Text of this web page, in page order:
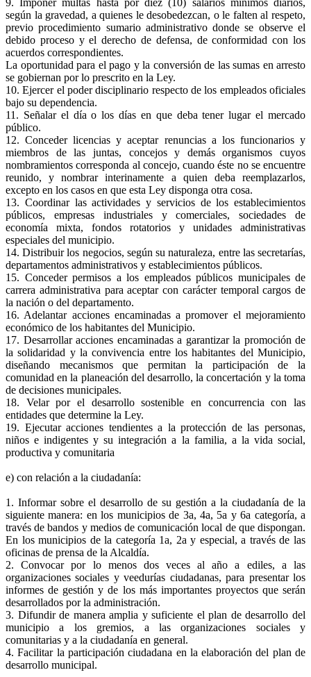
9. Imponer multas hasta por diez (10) salarios mínimos diarios,
según la gravedad, a quienes le desobedezcan, o le falten al respeto,
previo procedimiento sumario administrativo donde se observe el
debido proceso y el derecho de defensa, de conformidad con los
acuerdos correspondientes.
La oportunidad para el pago y la conversión de las sumas en arresto
se gobiernan por lo prescrito en la Ley.
10. Ejercer el poder disciplinario respecto de los empleados oficiales
bajo su dependencia.
11. Señalar el día o los días en que deba tener lugar el mercado
público.
12. Conceder licencias y aceptar renuncias a los funcionarios y
miembros de las juntas, concejos y demás organismos cuyos
nombramientos corresponda al concejo, cuando éste no se encuentre
reunido, y nombrar interinamente a quien deba reemplazarlos,
excepto en los casos en que esta Ley disponga otra cosa.
13. Coordinar las actividades y servicios de los establecimientos
públicos, empresas industriales y comerciales, sociedades de
economía mixta, fondos rotatorios y unidades administrativas
especiales del municipio.
14. Distribuir los negocios, según su naturaleza, entre las secretarías,
departamentos administrativos y establecimientos públicos.
15. Conceder permisos a los empleados públicos municipales de
carrera administrativa para aceptar con carácter temporal cargos de
la nación o del departamento.
16. Adelantar acciones encaminadas a promover el mejoramiento
económico de los habitantes del Municipio.
17. Desarrollar acciones encaminadas a garantizar la promoción de
la solidaridad y la convivencia entre los habitantes del Municipio,
diseñando mecanismos que permitan la participación de la
comunidad en la planeación del desarrollo, la concertación y la toma
de decisiones municipales.
18. Velar por el desarrollo sostenible en concurrencia con las
entidades que determine la Ley.
19. Ejecutar acciones tendientes a la protección de las personas,
niños e indigentes y su integración a la familia, a la vida social,
productiva y comunitaria
e) con relación a la ciudadanía:
1. Informar sobre el desarrollo de su gestión a la ciudadanía de la
siguiente manera: en los municipios de 3a, 4a, 5a y 6a categoría, a
través de bandos y medios de comunicación local de que dispongan.
En los municipios de la categoría 1a, 2a y especial, a través de las
oficinas de prensa de la Alcaldía.
2. Convocar por lo menos dos veces al año a ediles, a las
organizaciones sociales y veedurías ciudadanas, para presentar los
informes de gestión y de los más importantes proyectos que serán
desarrollados por la administración.
3. Difundir de manera amplia y suficiente el plan de desarrollo del
municipio a los gremios, a las organizaciones sociales y
comunitarias y a la ciudadanía en general.
4. Facilitar la participación ciudadana en la elaboración del plan de
desarrollo municipal.